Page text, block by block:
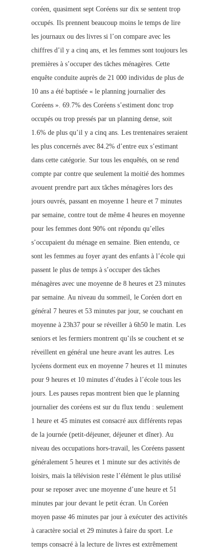
coréen, quasiment sept Coréens sur dix se sentent trop
occupés. Ils prennent beaucoup moins le temps de lire
les journaux ou des livres si l’on compare avec les
chiffres d’il y a cinq ans, et les femmes sont toujours les
premières à s’occuper des tâches ménagères. Cette
enquête conduite auprès de 21 000 individus de plus de
10 ans a été baptisée « le planning journalier des
Coréens ». 69.7% des Coréens s’estiment donc trop
occupés ou trop pressés par un planning dense, soit
1.6% de plus qu’il y a cinq ans. Les trentenaires seraient
les plus concernés avec 84.2% d’entre eux s’estimant
dans cette catégorie. Sur tous les enquêtés, on se rend
compte par contre que seulement la moitié des hommes
avouent prendre part aux tâches ménagères lors des
jours ouvrés, passant en moyenne 1 heure et 7 minutes
par semaine, contre tout de même 4 heures en moyenne
pour les femmes dont 90% ont répondu qu’elles
s’occupaient du ménage en semaine. Bien entendu, ce
sont les femmes au foyer ayant des enfants à l’école qui
passent le plus de temps à s’occuper des tâches
ménagères avec une moyenne de 8 heures et 23 minutes
par semaine. Au niveau du sommeil, le Coréen dort en
général 7 heures et 53 minutes par jour, se couchant en
moyenne à 23h37 pour se réveiller à 6h50 le matin. Les
seniors et les fermiers montrent qu’ils se couchent et se
réveillent en général une heure avant les autres. Les
lycéens dorment eux en moyenne 7 heures et 11 minutes
pour 9 heures et 10 minutes d’études à l’école tous les
jours. Les pauses repas montrent bien que le planning
journalier des coréens est sur du flux tendu : seulement
1 heure et 45 minutes est consacré aux différents repas
de la journée (petit-déjeuner, déjeuner et dîner). Au
niveau des occupations hors-travail, les Coréens passent
généralement 5 heures et 1 minute sur des activités de
loisirs, mais la télévision reste l’élément le plus utilisé
pour se reposer avec une moyenne d’une heure et 51
minutes par jour devant le petit écran. Un Coréen
moyen passe 46 minutes par jour à exécuter des activités
à caractère social et 29 minutes à faire du sport. Le
temps consacré à la lecture de livres est extrêmement